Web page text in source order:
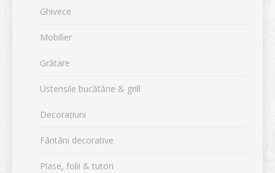
Ghivece
Mobilier
Grătare
Ustensile bucătărie & grill
Decorațiuni
Fântâni decorative
Plase, folii & tutori